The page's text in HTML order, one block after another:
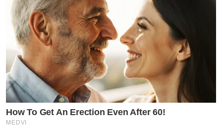
How To Get An Erection Even After 60!
MEDVI